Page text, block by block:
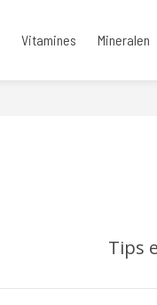
Vitamines Mineralen
Tips